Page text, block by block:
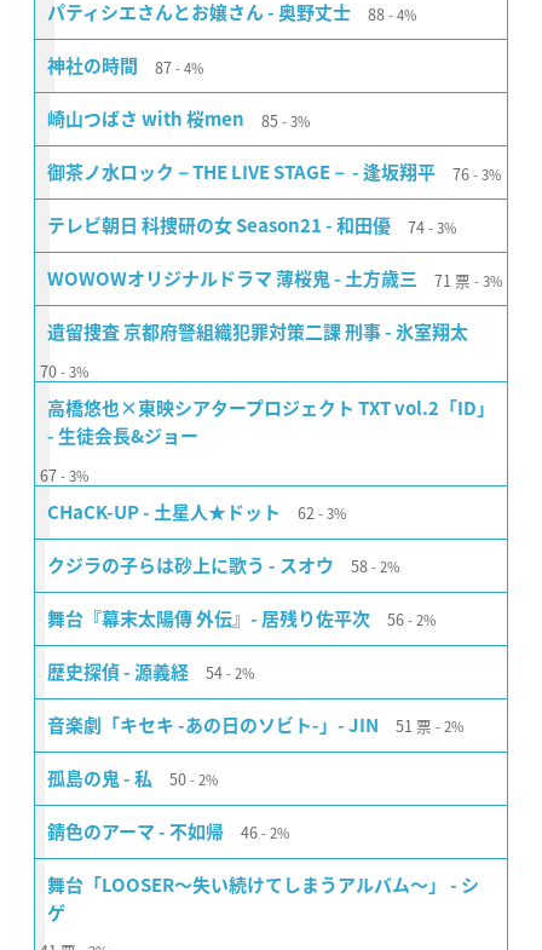
パティシエさんとお嬢さん - 奥野丈士 88 4%
神社の時間 87 4%
崎山つばさ with 桜men 85 3%
御茶ノ水ロック－THE LIVE STAGE－ - 逢坂翔平 76 3%
テレビ朝日 科捜研の女 Season21 - 和田優 74 3%
WOWOWオリジナルドラマ 薄桜鬼 - 土方歳三 71 票 3%
遺留捜査 京都府警組織犯罪対策二課 刑事 - 氷室翔太
70 3%
高橋悠也×東映シアタープロジェクト TXT vol.2「ID」
- 生徒会長&ジョー
67 3%
CHaCK-UP - 土星人★ドット 62 3%
クジラの子らは砂上に歌う - スオウ 58 2%
舞台『幕末太陽傳 外伝』- 居残り佐平次 56 2%
歴史探偵 - 源義経 54 2%
音楽劇「キセキ -あの日のソビト-」- JIN 51 票 2%
孤島の鬼 - 私 50 2%
錆色のアーマ - 不如帰 46 2%
舞台「LOOSER〜失い続けてしまうアルバム〜」 - シ
ゲ